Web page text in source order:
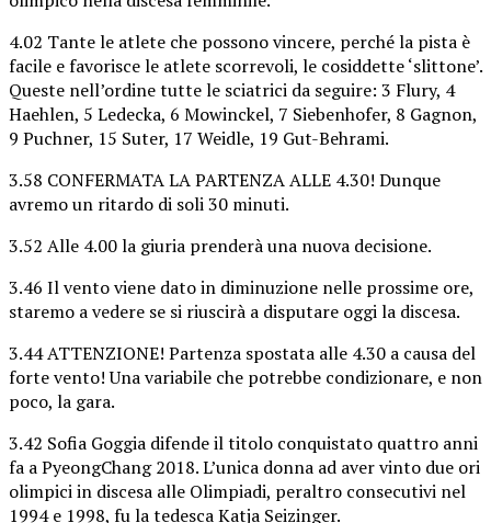
4.02 Tante le atlete che possono vincere, perché la pista è
facile e favorisce le atlete scorrevoli, le cosiddette ‘slittone’.
Queste nell’ordine tutte le sciatrici da seguire: 3 Flury, 4
Haehlen, 5 Ledecka, 6 Mowinckel, 7 Siebenhofer, 8 Gagnon,
9 Puchner, 15 Suter, 17 Weidle, 19 Gut-Behrami.
3.58 CONFERMATA LA PARTENZA ALLE 4.30! Dunque
avremo un ritardo di soli 30 minuti.
3.52 Alle 4.00 la giuria prenderà una nuova decisione.
3.46 Il vento viene dato in diminuzione nelle prossime ore,
staremo a vedere se si riuscirà a disputare oggi la discesa.
3.44 ATTENZIONE! Partenza spostata alle 4.30 a causa del
forte vento! Una variabile che potrebbe condizionare, e non
poco, la gara.
3.42 Sofia Goggia difende il titolo conquistato quattro anni
fa a PyeongChang 2018. L’unica donna ad aver vinto due ori
olimpici in discesa alle Olimpiadi, peraltro consecutivi nel
1994 e 1998, fu la tedesca Katja Seizinger.